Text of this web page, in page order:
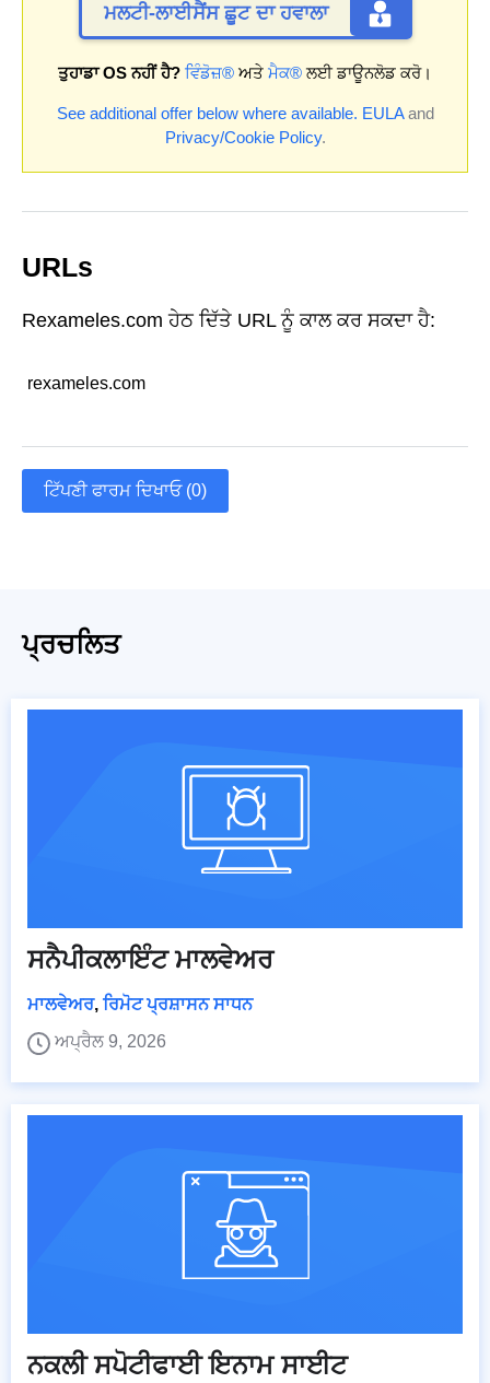
ਮਲਟੀ-ਲਾਈਸੈਂਸ ਛੂਟ ਦਾ ਹਵਾਲਾ
ਤੁਹਾਡਾ OS ਨਹੀਂ ਹੈ? ਵਿੰਡੋਜ਼® ਅਤੇ ਮੈਕ® ਲਈ ਡਾਊਨਲੋਡ ਕਰੋ।
See additional offer below where available. EULAand
Privacy/Cookie Policy.
URLs
Rexameles.com ਹੇਠ ਦਿੱਤੇ URL ਨੂੰ ਕਾਲ ਕਰ ਸਕਦਾ ਹੈ:
rexameles.com
ਟਿੱਪਣੀ ਫਾਰਮ ਦਿਖਾਓ (0)
ਪ੍ਰਚਲਿਤ
ਸਨੈਪੀਕਲਾਇੰਟ ਮਾਲਵੇਅਰ
ਮਾਲਵੇਅਰ, ਰਿਮੋਟ ਪ੍ਰਸ਼ਾਸਨ ਸਾਧਨ
ਅਪ੍ਰੈਲ 9, 2026
ਨਕਲੀ ਸਪੋਟੀਫਾਈ ਇਨਾਮ ਸਾਈਟ